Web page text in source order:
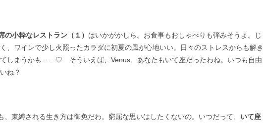
の小粋なレストラン（１） はいかがかしら。お食事もおしゃべりも弾みそうよ。じ
、ワインで少し火照ったカラダに初夏の風が心地いい。日々のストレスからも解き
しまうかも
♡︎ そういえば、Venus、あなたもいて座だったわね。いつも自由
ね？
、束縛される生き方は御免だわ。窮屈な思いはしたくないの。いつだって、 いて座